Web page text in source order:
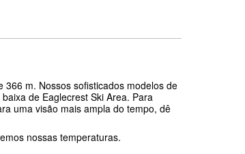
m. Nossos sofisticados modelos de
de Eaglecrest Ski Area. Para
uma visão mais ampla do tempo, dê
nossas temperaturas.